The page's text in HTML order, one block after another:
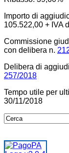
Importo di
105.522,00 + IVA
Commissione
con delibera n.
Delibera di
257/2018
Tempo utile per
30/11/2018